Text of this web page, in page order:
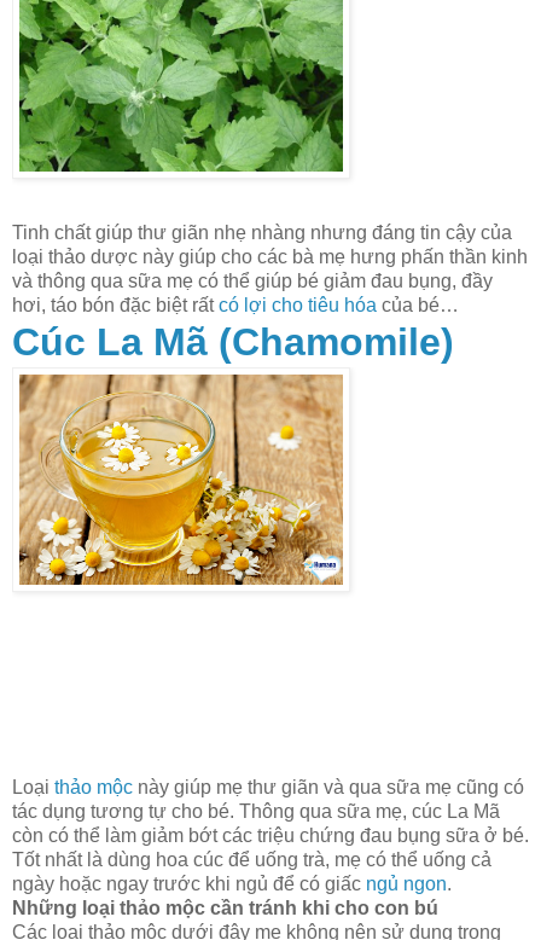
Tinh chất giúp thư giãn nhẹ nhàng nhưng đáng tin cậy của
loại thảo dược này giúp cho các bà mẹ hưng phấn thần kinh
và thông qua sữa mẹ có thể giúp bé giảm đau bụng, đầy
hơi, táo bón đặc biệt rấtcó lợi cho tiêu hóa của bé…
Cúc La Mã (Chamomile)
Loại thảo mộc này giúp mẹ thư giãn và qua sữa mẹ cũng có
tác dụng tương tự cho bé. Thông qua sữa mẹ, cúc La Mã
còn có thể làm giảm bớt các triệu chứng đau bụng sữa ở bé.
Tốt nhất là dùng hoa cúc để uống trà, mẹ có thể uống cả
ngày hoặc ngay trước khi ngủ để có giấc ngủ ngon.
Những loại thảo mộc cần tránh khi cho con bú
Các loại thảo mộc dưới đây mẹ không nên sử dụng trong